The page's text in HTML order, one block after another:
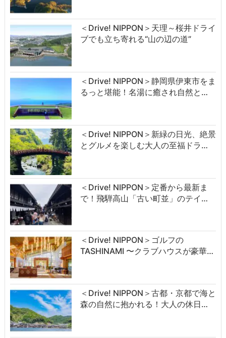
＜Drive! NIPPON＞天理～桜井ドライ
ブでも立ち寄れる“山の辺の道”
＜Drive! NIPPON＞静岡県伊東市をま
るっと堪能！名湯に癒され自然と…
＜Drive! NIPPON＞新緑の日光、絶景
とグルメを楽しむ大人の至福ドラ…
＜Drive! NIPPON＞定番から最新ま
で！飛騨高山「古い町並」のテイ…
＜Drive! NIPPON＞ゴルフの
TASHINAMI 〜クラブハウスが豪華…
＜Drive! NIPPON＞古都・京都で海と
森の自然に抱かれる！大人の休日…